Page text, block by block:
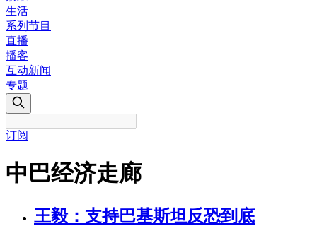
生活
系列节目
直播
播客
互动新闻
专题
订阅
中巴经济走廊
王毅：支持巴基斯坦反恐到底